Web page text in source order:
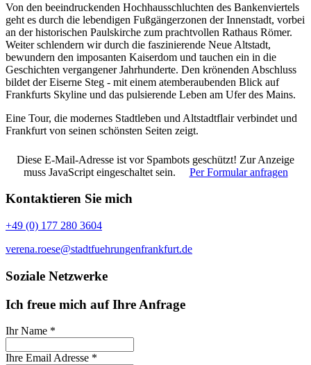
Von den beeindruckenden Hochhausschluchten des Bankenviertels
geht es durch die lebendigen Fußgängerzonen der Innenstadt, vorbei
an der historischen Paulskirche zum prachtvollen Rathaus Römer.
Weiter schlendern wir durch die faszinierende Neue Altstadt,
bewundern den imposanten Kaiserdom und tauchen ein in die
Geschichten vergangener Jahrhunderte. Den krönenden Abschluss
bildet der Eiserne Steg - mit einem atemberaubenden Blick auf
Frankfurts Skyline und das pulsierende Leben am Ufer des Mains.
Eine Tour, die modernes Stadtleben und Altstadtflair verbindet und
Frankfurt von seinen schönsten Seiten zeigt.
Diese E-Mail-Adresse ist vor Spambots geschützt! Zur Anzeige
muss JavaScript eingeschaltet sein.
Per Formular anfragen
Kontaktieren Sie mich
+49 (0) 177 280 3604
verena.roese@stadtfuehrungenfrankfurt.de
Soziale Netzwerke
Ich freue mich auf Ihre Anfrage
Ihr Name *
Ihre Email Adresse *